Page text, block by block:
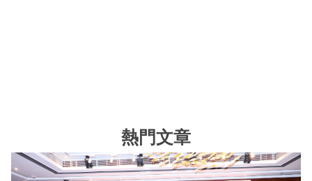
熱門文章